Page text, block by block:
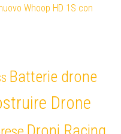
Whoop HD 1S con
Batterie drone
Drone